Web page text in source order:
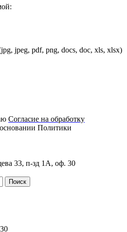
jpeg, pdf, png, docs, doc, xls, xlsx)
Согласие на обработку
Политики
33, п-зд 1А, оф. 30
Поиск